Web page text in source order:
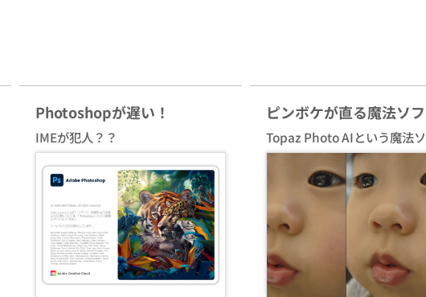
Photoshopが遅い！
IMEが犯人？？
ピンボケが直る魔法ソ
Topaz Photo AIという魔法